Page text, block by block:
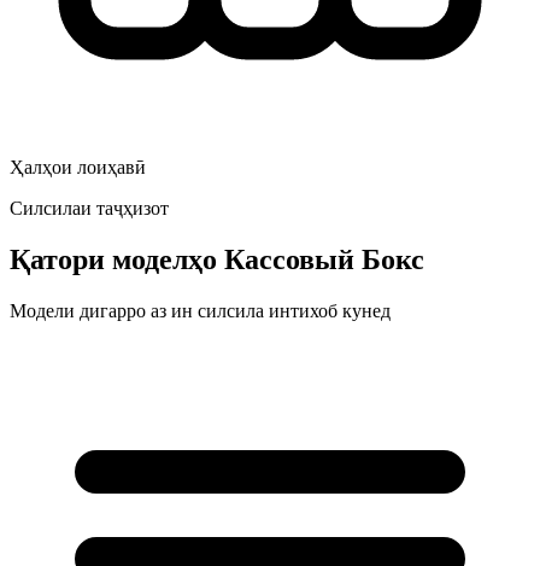
Ҳалҳои лоиҳавӣ
Силсилаи таҷҳизот
Қатори моделҳо Кассовый Бокс
Модели дигарро аз ин силсила интихоб кунед